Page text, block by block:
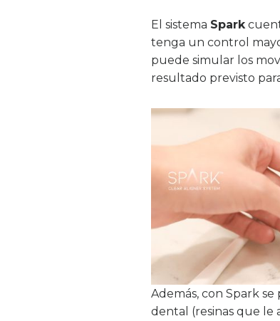
El sistema Spark
tenga un control
puede simular los
resultado previsto
Además, con Spark
dental (resinas que le